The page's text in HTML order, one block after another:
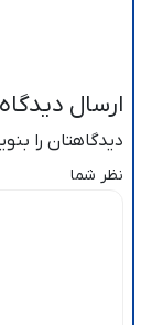
ارسال دیدگاه
دیدگاهتان را
نظر شما